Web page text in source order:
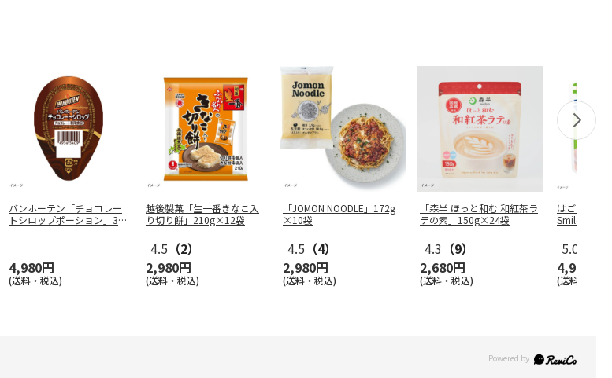
バンホーテン「チョコレー
トシロップポーション」30
4,980円
(送料・税込)
越後製菓「生一番きなこ入
り切り餅」210g×12袋
4.5 （2）
2,980円
(送料・税込)
「JOMON NOODLE」172g
×10袋
4.5 （4）
2,980円
(送料・税込)
「森半 ほっと和む 和紅茶ラ
テの素」150g×24袋
4.3 （9）
2,680円
(送料・税込)
はごろもフ
Smileプチ
5.0
4,980円
(送料・税込)